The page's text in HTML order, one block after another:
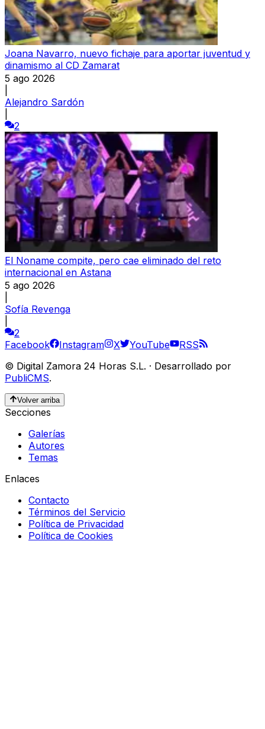
Joana Navarro, nuevo fichaje para aportar juventud y
dinamismo al CD Zamarat
5 ago 2026
Alejandro Sardón
2
El Noname compite, pero cae eliminado del reto
internacional en Astana
5 ago 2026
Sofía Revenga
2
Facebook
Instagram X YouTube
RSS
© Digital Zamora 24 Horas S.L. · Desarrollado por
PubliCMS.
Volver arriba
Secciones
Galerías
Autores
Temas
Enlaces
Contacto
Términos del Servicio
Política de Privacidad
Política de Cookies